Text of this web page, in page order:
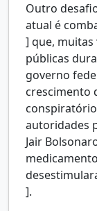
Outro
atual é
] que, muitas
públicas
governo
crescimento
autoridades
Jair
].